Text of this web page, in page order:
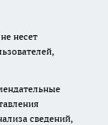
несет
сведений,